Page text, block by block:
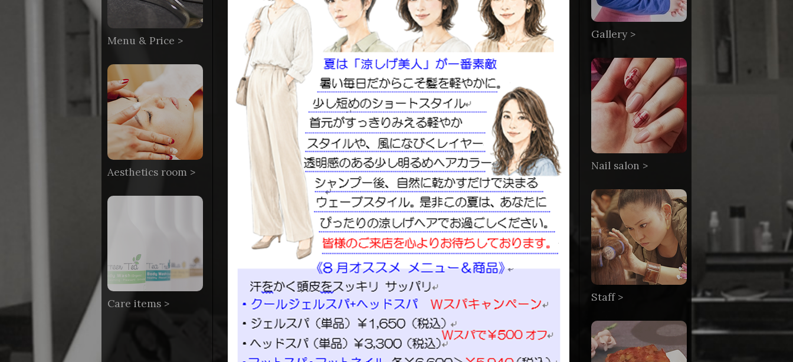
Menu & Price >
Aesthetics room >
Care items >
Gallery >
Nail salon >
Staff >